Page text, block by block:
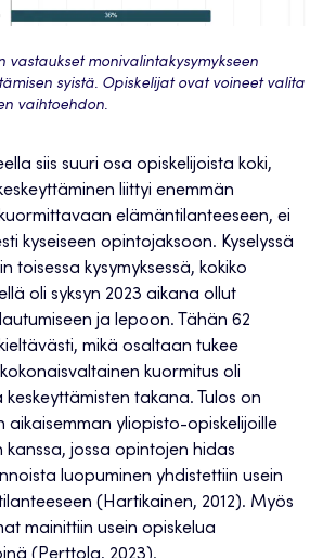
vastaukset monivalintakysymykseen
syistä. Opiskelijat ovat voineet valita
vaihtoehdon.
siis suuri osa opiskelijoista koki,
liittyi enemmän
elämäntilanteeseen, ei
kyseiseen opintojaksoon. Kyselyssä
toisessa kysymyksessä, kokiko
oli syksyn 2023 aikana ollut
ja lepoon. Tähän 62
mikä osaltaan tukee
kuormitus oli
keskeyttämisten takana. Tulos on
aikaisemman yliopisto-opiskelijoille
kanssa, jossa opintojen hidas
luopuminen yhdistettiin usein
(Hartikainen, 2012). Myös
mainittiin usein opiskelua
(Perttola, 2023).